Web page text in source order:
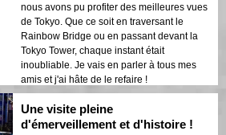
nous avons pu profiter des meilleures vues
de Tokyo. Que ce soit en traversant le
Rainbow Bridge ou en passant devant la
Tokyo Tower, chaque instant était
inoubliable. Je vais en parler à tous mes
amis et j'ai hâte de le refaire !
Une visite pleine
d'émerveillement et d'histoire !